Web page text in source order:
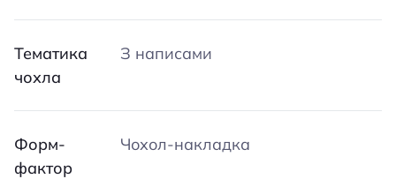
Тематика
чохла
З написами
Форм-
фактор
Чохол-накладка